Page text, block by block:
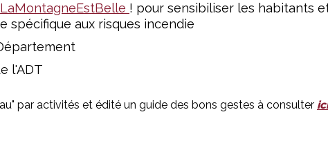
! pour sensibiliser les habitants
spécifique aux risques incendie
l'ADT
par activités et édité un guide des bons gestes à consulter ici